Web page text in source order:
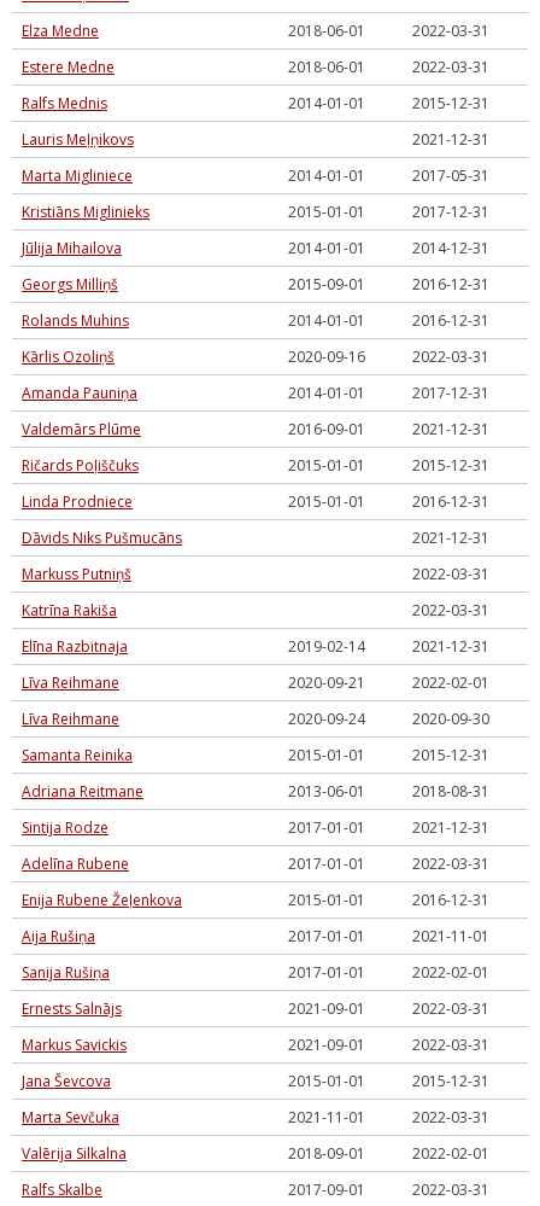
Elza Medne
2018-06-01
2022-03-31
Estere Medne
2018-06-01
2022-03-31
Ralfs Mednis
2014-01-01
2015-12-31
Lauris Meļņikovs
2021-12-31
Marta Migliniece
2014-01-01
2017-05-31
Kristiāns Miglinieks
2015-01-01
2017-12-31
Jūlija Mihailova
2014-01-01
2014-12-31
Georgs Milliņš
2015-09-01
2016-12-31
Rolands Muhins
2014-01-01
2016-12-31
Kārlis Ozoliņš
2020-09-16
2022-03-31
Amanda Pauniņa
2014-01-01
2017-12-31
Valdemārs Plūme
2016-09-01
2021-12-31
Ričards Poļiščuks
2015-01-01
2015-12-31
Linda Prodniece
2015-01-01
2016-12-31
Dāvids Niks Pušmucāns
2021-12-31
Markuss Putniņš
2022-03-31
Katrīna Rakiša
2022-03-31
Elīna Razbitnaja
2019-02-14
2021-12-31
Līva Reihmane
2020-09-21
2022-02-01
Līva Reihmane
2020-09-24
2020-09-30
Samanta Reinika
2015-01-01
2015-12-31
Adriana Reitmane
2013-06-01
2018-08-31
Sintija Rodze
2017-01-01
2021-12-31
Adelīna Rubene
2017-01-01
2022-03-31
Enija Rubene Žeļenkova
2015-01-01
2016-12-31
Aija Rušiņa
2017-01-01
2021-11-01
Sanija Rušiņa
2017-01-01
2022-02-01
Ernests Salnājs
2021-09-01
2022-03-31
Markus Savickis
2021-09-01
2022-03-31
Jana Ševcova
2015-01-01
2015-12-31
Marta Sevčuka
2021-11-01
2022-03-31
Valērija Silkalna
2018-09-01
2022-02-01
Ralfs Skalbe
2017-09-01
2022-03-31